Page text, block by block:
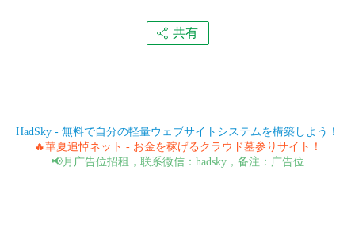
共有
HadSky - 無料で自分の軽量ウェブサイトシステムを構築しよう！
🔥華夏追悼ネット - お金を稼げるクラウド墓参りサイト！
📢月广告位招租，联系微信：hadsky，备注：广告位